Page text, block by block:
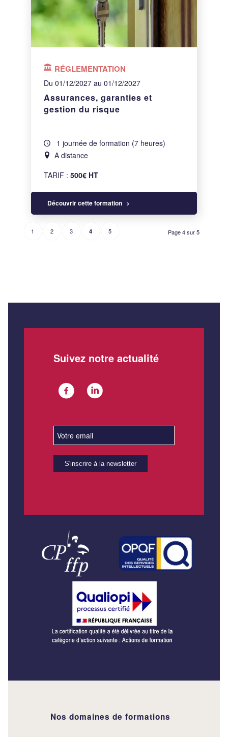
RÉGLEMENTATION
Du 01/12/2027 au 01/12/2027
Assurances, garanties et
gestion du risque
1 journée de formation (7 heures)
A distance
TARIF :500€ HT
Découvrir cette formation
Page 4 sur 5
1 2 3 4 5
Suivez notre actualité
Nos domaines de formations